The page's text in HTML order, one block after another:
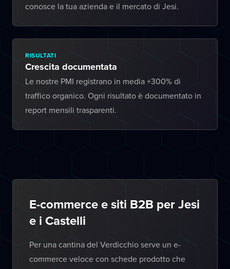
conosce la tua azienda e il mercato di Jesi.
RISULTATI
Crescita documentata
Le nostre PMI registrano in media +300% di
traffico organico. Ogni risultato è documentato in
report mensili trasparenti.
E-commerce e siti B2B per Jesi
e i Castelli
Per una cantina del Verdicchio serve un e-
commerce veloce con schede prodotto che